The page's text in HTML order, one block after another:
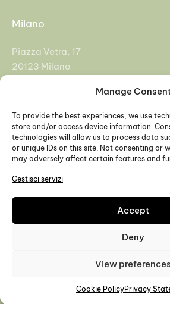
Manage
To provide the best experiences, we use
store and/or access device information.
technologies will allow us to process data
or unique IDs on this site. Not consenting or
may adversely affect certain features and
Gestisci servizi
Accept
Deny
View preferences
Cookie PolicyPrivacy
Milano
Piazza Vetra, 17
20123 Milano
Padova
Padova